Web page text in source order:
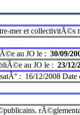
mer et collectivitÃ©s
au JO le : 30/09/
au JO le : 23/12/
: 16/12/2008 Date